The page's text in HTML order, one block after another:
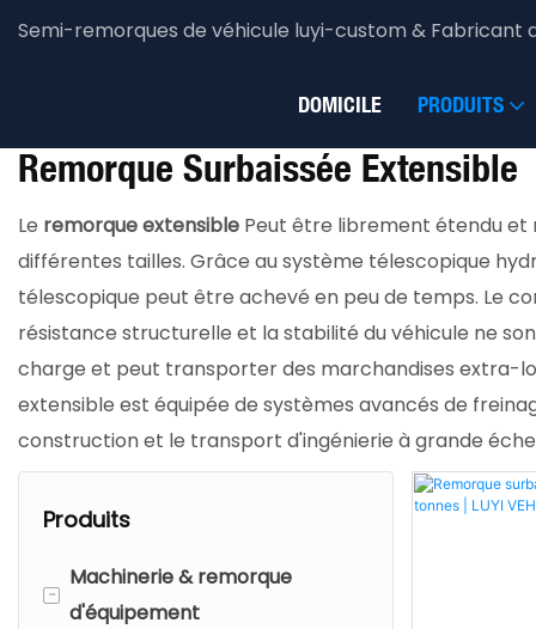
Semi-remorques de véhicule luyi-custom & Fabricant
DOMICILE PRODUITS
Luyi Vehicle Produits Machinerie & remorque
Remorque Surbaissée Extensible
Le remorque extensible Peut être librement étendu et
différentes tailles. Grâce au système télescopique
télescopique peut être achevé en peu de temps. Le
résistance structurelle et la stabilité du véhicule ne
charge et peut transporter des marchandises extra-
extensible est équipée de systèmes avancés de
construction et le transport d'ingénierie à grande
Produits
-
Machinerie & remorque
d'équipement